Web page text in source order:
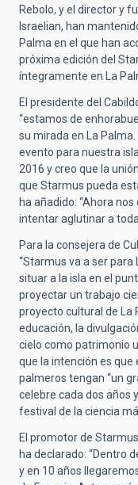
Rebolo, y el director y
Israelian, han
Palma en el que han
próxima edición del
íntegramente en La
El presidente del
“estamos de
su mirada en La
evento para nuestra
2016 y creo que la
que Starmus pueda
ha añadido: “Ahora
intentar aglutinar a
Para la consejera de
“Starmus va a ser
situar a la isla en el
proyectar un trabajo
proyecto cultural de La
educación, la
cielo como patrimonio
que la intención es que
palmeros tengan “un
celebre cada dos años
festival de la ciencia
El promotor de
ha declarado: “Dentro
y en 10 años